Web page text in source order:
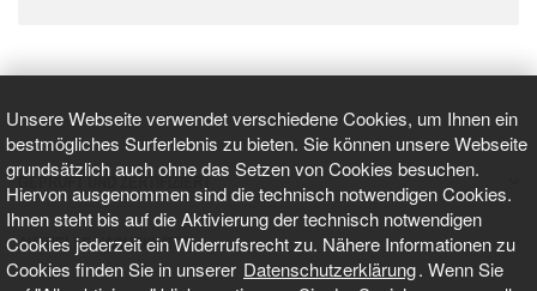
Unsere Webseite verwendet verschiedene Cookies, um Ihnen ein
bestmögliches Surferlebnis zu bieten. Sie können unsere Webseite
grundsätzlich auch ohne das Setzen von Cookies besuchen.
Hiervon ausgenommen sind die technisch notwendigen Cookies.
Ihnen steht bis auf die Aktivierung der technisch notwendigen
Cookies jederzeit ein Widerrufsrecht zu. Nähere Informationen zu
Cookies finden Sie in unserer Datenschutzerklärung. Wenn Sie
GEPRÜFT UND ZERTIFIZIERT
AKTUELLE NACHRICHTEN